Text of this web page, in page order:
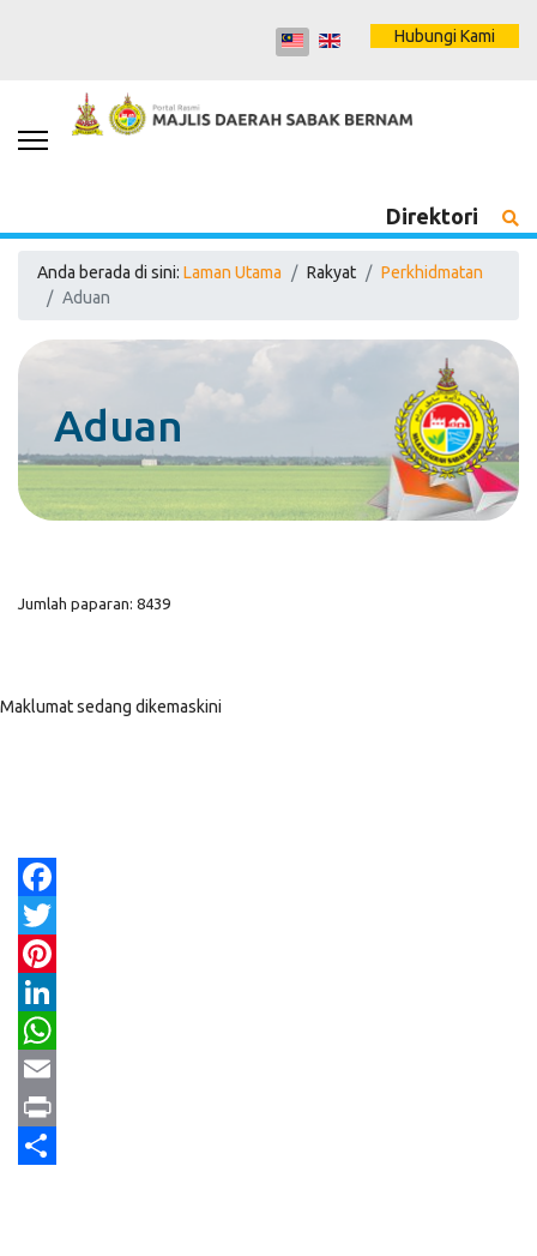
Hubungi Kami
Direktori
Anda berada di sini: Laman Utama Rakyat
Perkhidmatan
Aduan
Aduan
Jumlah paparan: 8439
Maklumat sedang dikemaskini
Facebook
Twitter
Pinterest
LinkedIn
WhatsApp
Email
Print